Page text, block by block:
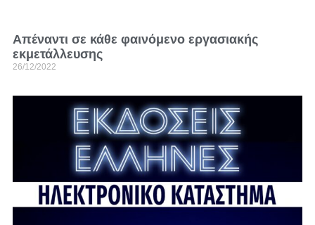
Απέναντι σε κάθε φαινόμενο εργασιακής
εκμετάλλευσης
26/12/2022